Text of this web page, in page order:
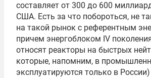
составляет от 300 до 600
США. Есть за что побороться, не
на такой рынок с референтным
причем энергоблоком IV
относят реакторы на быстрых
которые, напомним, в
эксплуатируются только в